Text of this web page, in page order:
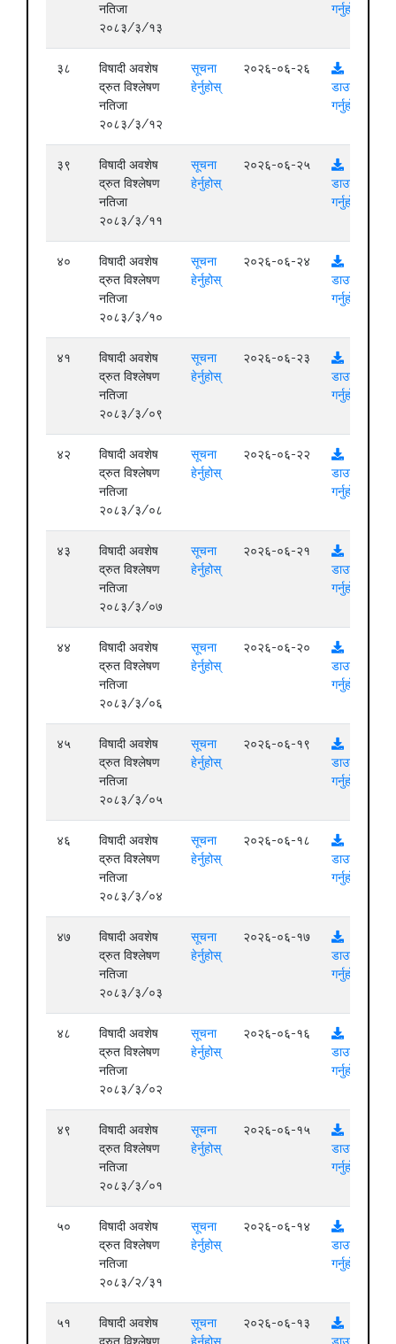
नतिजा
२०८३/३/१३
गर्नुहोस्
३८
विषादी अवशेष
द्रुत विश्लेषण
नतिजा
२०८३/३/१२
सूचना
हेर्नुहोस्
२०२६-०६-२६
डाउनलोड
गर्नुहोस्
३९
विषादी अवशेष
द्रुत विश्लेषण
नतिजा
२०८३/३/११
सूचना
हेर्नुहोस्
२०२६-०६-२५
डाउनलोड
गर्नुहोस्
४०
विषादी अवशेष
द्रुत विश्लेषण
नतिजा
२०८३/३/१०
सूचना
हेर्नुहोस्
२०२६-०६-२४
डाउनलोड
गर्नुहोस्
४१
विषादी अवशेष
द्रुत विश्लेषण
नतिजा
२०८३/३/०९
सूचना
हेर्नुहोस्
२०२६-०६-२३
डाउनलोड
गर्नुहोस्
४२
विषादी अवशेष
द्रुत विश्लेषण
नतिजा
२०८३/३/०८
सूचना
हेर्नुहोस्
२०२६-०६-२२
डाउनलोड
गर्नुहोस्
४३
विषादी अवशेष
द्रुत विश्लेषण
नतिजा
२०८३/३/०७
सूचना
हेर्नुहोस्
२०२६-०६-२१
डाउनलोड
गर्नुहोस्
४४
विषादी अवशेष
द्रुत विश्लेषण
नतिजा
२०८३/३/०६
सूचना
हेर्नुहोस्
२०२६-०६-२०
डाउनलोड
गर्नुहोस्
४५
विषादी अवशेष
द्रुत विश्लेषण
नतिजा
२०८३/३/०५
सूचना
हेर्नुहोस्
२०२६-०६-१९
डाउनलोड
गर्नुहोस्
४६
विषादी अवशेष
द्रुत विश्लेषण
नतिजा
२०८३/३/०४
सूचना
हेर्नुहोस्
२०२६-०६-१८
डाउनलोड
गर्नुहोस्
४७
विषादी अवशेष
द्रुत विश्लेषण
नतिजा
२०८३/३/०३
सूचना
हेर्नुहोस्
२०२६-०६-१७
डाउनलोड
गर्नुहोस्
४८
विषादी अवशेष
द्रुत विश्लेषण
नतिजा
२०८३/३/०२
सूचना
हेर्नुहोस्
२०२६-०६-१६
डाउनलोड
गर्नुहोस्
४९
विषादी अवशेष
द्रुत विश्लेषण
नतिजा
२०८३/३/०१
सूचना
हेर्नुहोस्
२०२६-०६-१५
डाउनलोड
गर्नुहोस्
५०
विषादी अवशेष
द्रुत विश्लेषण
नतिजा
२०८३/२/३१
सूचना
हेर्नुहोस्
२०२६-०६-१४
डाउनलोड
गर्नुहोस्
५१
विषादी अवशेष
सूचना
२०२६-०६-१३